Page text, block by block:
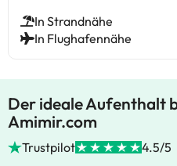
In Strandnähe
In Flughafennähe
Der ideale Aufenthalt
Amimir.com
Trustpilot 4.5/5